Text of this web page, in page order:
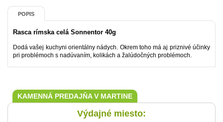
POPIS
Rasca rímska celá Sonnentor 40g
Dodá vašej kuchyni orientálny nádych. Okrem toho má aj priznivé účinky
pri problémoch s nadúvaním, kolikách a žalúdočných problémoch.
KAMENNÁ PREDAJŇA V MARTINE
Výdajné miesto: